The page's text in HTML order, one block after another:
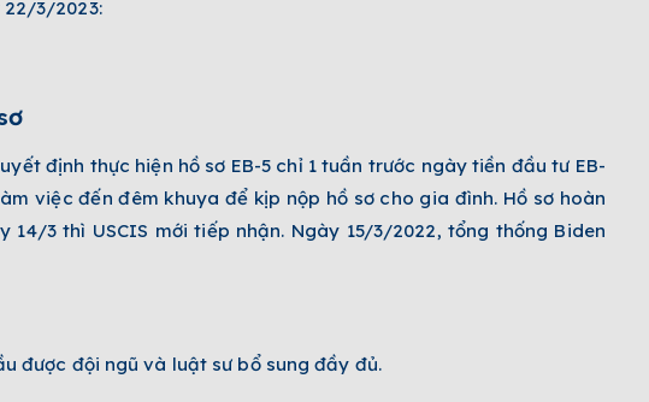
22/3/2023:
định thực hiện hồ sơ EB-5 chỉ 1 tuần trước ngày tiền đầu tư EB-
việc đến đêm khuya để kịp nộp hồ sơ cho gia đình. Hồ sơ hoàn
3 thì USCIS mới tiếp nhận. Ngày 15/3/2022, tổng thống Biden
được đội ngũ và luật sư bổ sung đầy đủ.